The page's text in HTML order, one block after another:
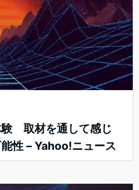
験 取材を通して感じ
性 – Yahoo!ニュース